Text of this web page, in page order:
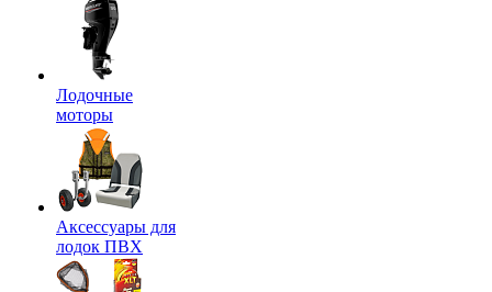
Лодочные
моторы
Аксессуары для
лодок ПВХ